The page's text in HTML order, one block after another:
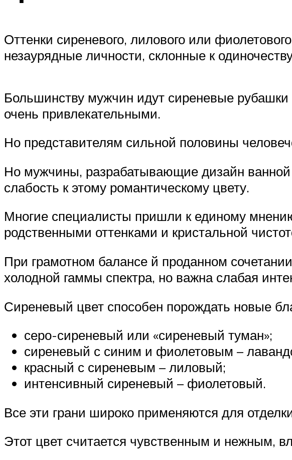
Оттенки сиреневого, лилового или
незаурядные личности, склонные к
Большинству мужчин идут сиреневые
очень привлекательными.
Но представителям сильной половины
Но мужчины, разрабатывающие дизайн
слабость к этому романтическому цвету.
Многие специалисты пришли к единому
родственными оттенками и кристальной
При грамотном балансе й проданном
холодной гаммы спектра, но важна слабая
Сиреневый цвет способен порождать новые
серо-сиреневый или «сиреневый туман»;
сиреневый с синим и фиолетовым –
красный с сиреневым – лиловый;
интенсивный сиреневый – фиолетовый.
Все эти грани широко применяются для
Этот цвет считается чувственным и нежным,